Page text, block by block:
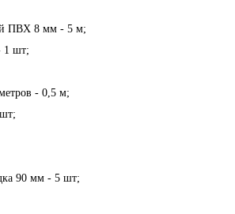
ПВХ 8 мм - 5 м;
1 шт;
- 0,5 м;
90 мм - 5 шт;